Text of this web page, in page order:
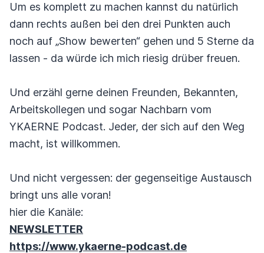
Um es komplett zu machen kannst du natürlich
dann rechts außen bei den drei Punkten auch
noch auf „Show bewerten“ gehen und 5 Sterne da
lassen - da würde ich mich riesig drüber freuen.
Und erzähl gerne deinen Freunden, Bekannten,
Arbeitskollegen und sogar Nachbarn vom
YKAERNE Podcast. Jeder, der sich auf den Weg
macht, ist willkommen.
Und nicht vergessen: der gegenseitige Austausch
bringt uns alle voran!
hier die Kanäle:
NEWSLETTER
https://www.ykaerne-podcast.de